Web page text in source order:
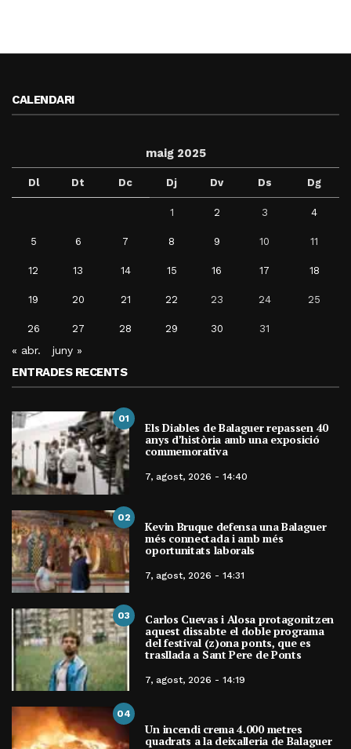
CALENDARI
maig 2025
Dl Dt Dc Dj Dv Ds Dg
1 2 3 4
5 6 7 8 9 10 11
12 13 14 15 16 17 18
19 20 21 22 23 24 25
26 27 28 29 30 31
« abr. juny »
ENTRADES RECENTS
01
Els Diables de Balaguer repassen 40
anys d’història amb una exposició
commemorativa
7, agost, 2026 - 14:40
02
Kevin Bruque defensa una Balaguer
més connectada i amb més
oportunitats laborals
7, agost, 2026 - 14:31
03 Carlos Cuevas i Alosa protagonitzen
aquest dissabte el doble programa
del festival (z)ona ponts, que es
trasllada a Sant Pere de Ponts
7, agost, 2026 - 14:19
04
Un incendi crema 4.000 metres
quadrats a la deixalleria de Balaguer